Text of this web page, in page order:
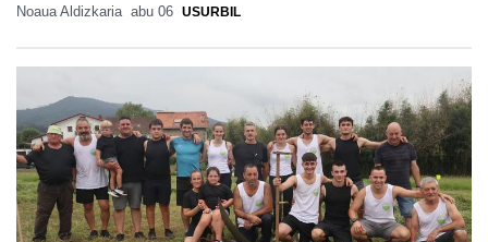
Noaua Aldizkaria abu 06 USURBIL